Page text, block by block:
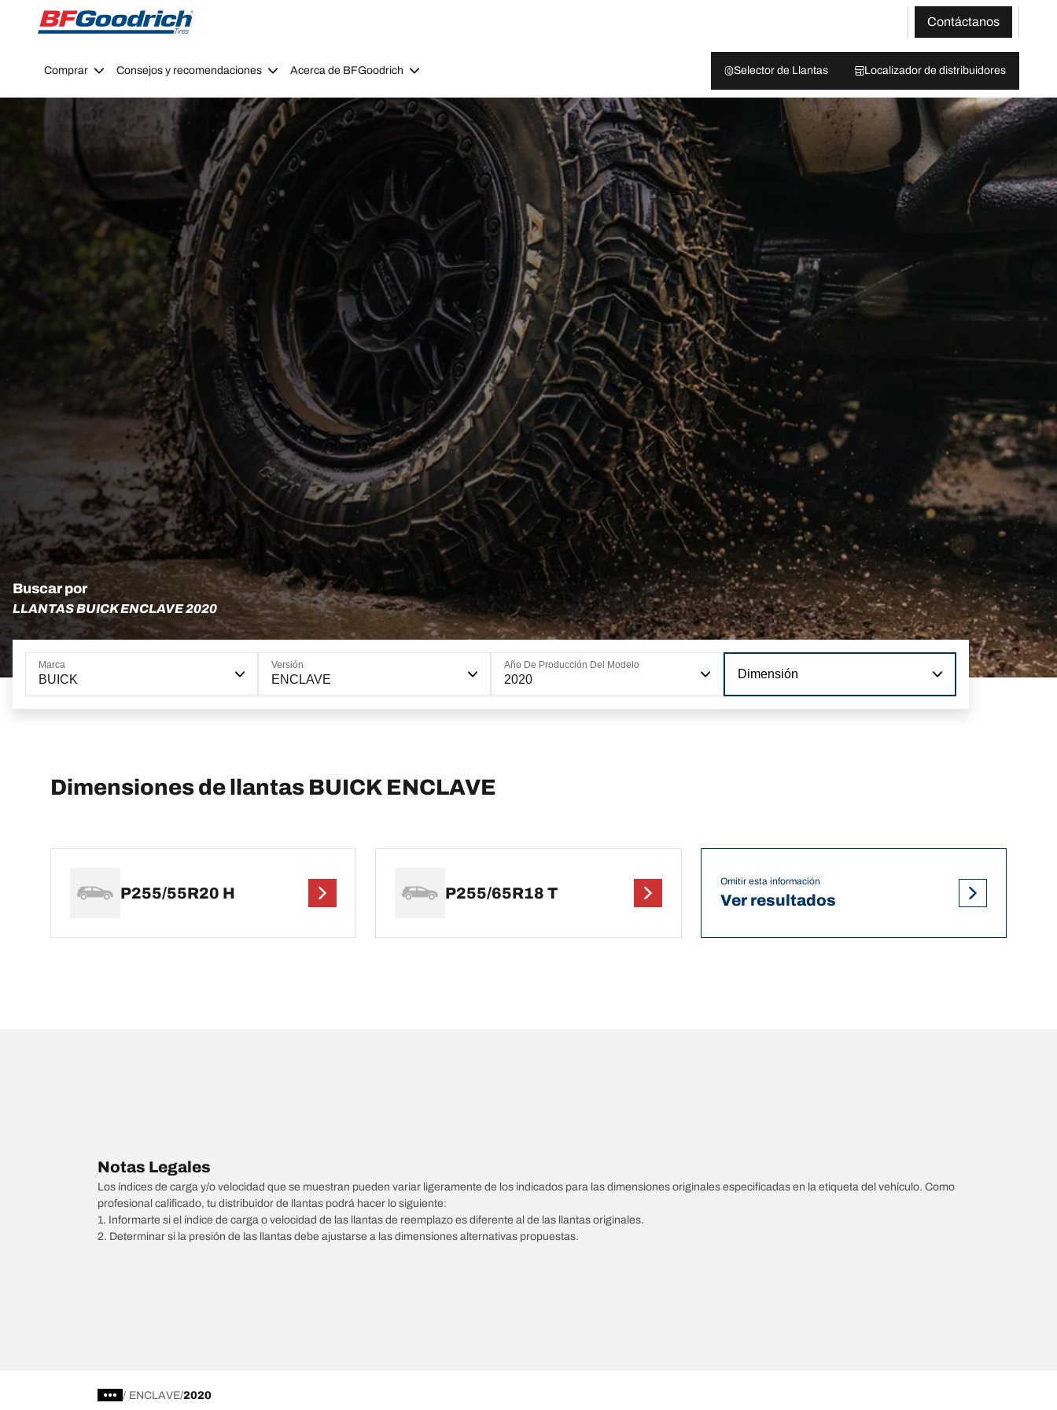
Go to page content
Go to page navigation
Contáctanos
Comprar Consejos y recomendaciones Acerca de BFGoodrich Selector de Llantas Localizador de distribuidores
Buscar por
LLANTAS BUICK ENCLAVE 2020
Marca
BUICK
Versión
ENCLAVE
Año De Producción Del Modelo
2020 Dimensión
Dimensiones de llantas BUICK ENCLAVE
P255/55R20 H P255/65R18 T
Omitir esta información
Ver resultados
Notas Legales
Los índices de carga y/o velocidad que se muestran pueden variar ligeramente de los indicados para las dimensiones originales especificadas en la etiqueta del vehículo. Como
profesional calificado, tu distribuidor de llantas podrá hacer lo siguiente:
1. Informarte si el índice de carga o velocidad de las llantas de reemplazo es diferente al de las llantas originales.
2. Determinar si la presión de las llantas debe ajustarse a las dimensiones alternativas propuestas.
/ ENCLAVE 2020